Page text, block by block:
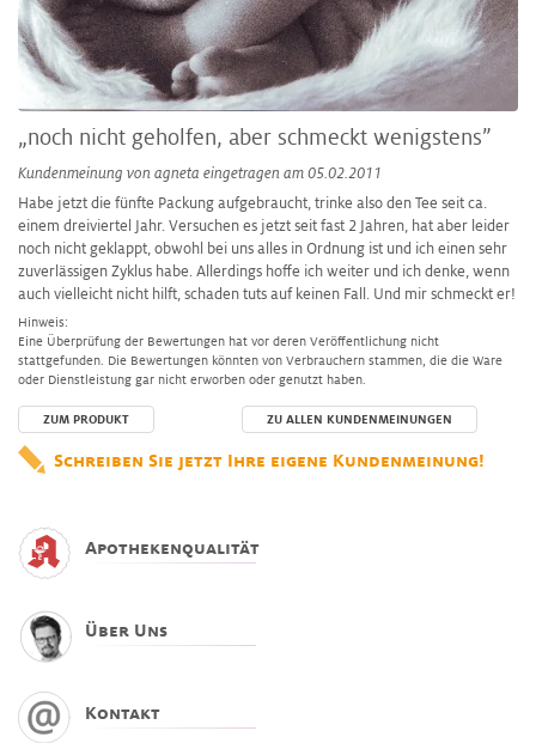
„noch nicht geholfen, aber schmeckt wenigstens”
Kundenmeinung von agneta eingetragen am 05.02.2011
Habe jetzt die fünfte Packung aufgebraucht, trinke also den Tee seit ca.
einem dreiviertel Jahr. Versuchen es jetzt seit fast 2 Jahren, hat aber leider
noch nicht geklappt, obwohl bei uns alles in Ordnung ist und ich einen sehr
zuverlässigen Zyklus habe. Allerdings hoffe ich weiter und ich denke, wenn
auch vielleicht nicht hilft, schaden tuts auf keinen Fall. Und mir schmeckt er!
Hinweis:
Eine Überprüfung der Bewertungen hat vor deren Veröffentlichung nicht
stattgefunden. Die Bewertungen könnten von Verbrauchern stammen, die die Ware
oder Dienstleistung gar nicht erworben oder genutzt haben.
ZUM PRODUKT ZU ALLEN KUNDENMEINUNGEN
Schreiben Sie jetzt Ihre eigene Kundenmeinung!
Apothekenqualität
Über Uns
Kontakt